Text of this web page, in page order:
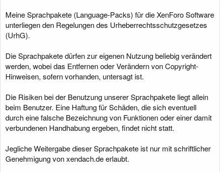
Meine Sprachpakete (Language-Packs) für die XenForo Software
unterliegen den Regelungen des Urheberrechtsschutzgesetzes
(UrhG).
Die Sprachpakete dürfen zur eigenen Nutzung beliebig verändert
werden, wobei das Entfernen oder Verändern von Copyright-
Hinweisen, sofern vorhanden, untersagt ist.
Die Risiken bei der Benutzung unserer Sprachpakete liegt allein
beim Benutzer. Eine Haftung für Schäden, die sich eventuell
durch eine falsche Bezeichnung von Funktionen oder einer damit
verbundenen Handhabung ergeben, findet nicht statt.
Jegliche Weitergabe dieser Sprachpakete ist nur mit schriftlicher
Genehmigung von xendach.de erlaubt.